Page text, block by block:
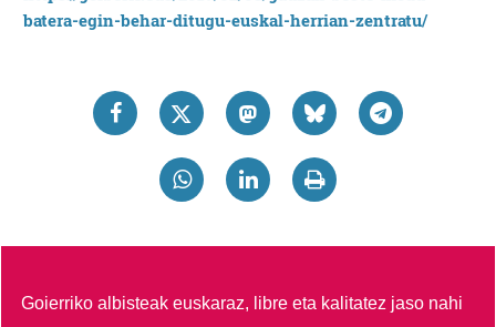
batera-egin-behar-ditugu-euskal-herrian-zentratu/
Goierriko albisteak euskaraz, libre eta kalitatez jaso nahi